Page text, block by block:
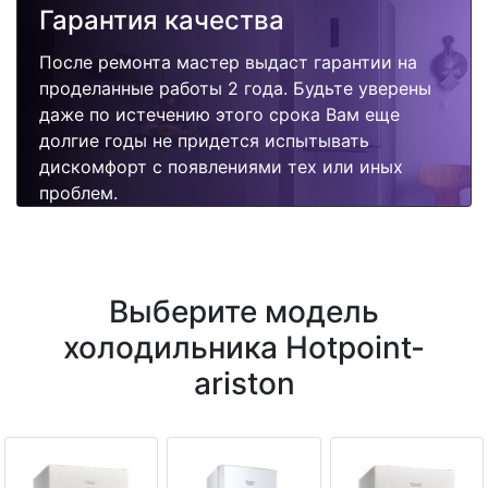
Гарантия качества
После ремонта мастер выдаст гарантии на
проделанные работы 2 года. Будьте уверены
даже по истечению этого срока Вам еще
долгие годы не придется испытывать
дискомфорт с появлениями тех или иных
проблем.
Выберите модель
холодильника Hotpoint-
ariston